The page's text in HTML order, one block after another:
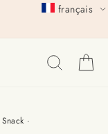
Snack ·
français